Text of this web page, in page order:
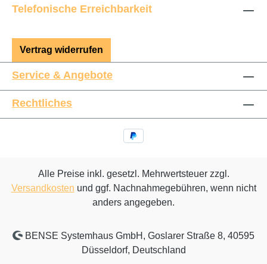
Telefonische Erreichbarkeit
Vertrag widerrufen
Service & Angebote
Rechtliches
Alle Preise inkl. gesetzl. Mehrwertsteuer zzgl.
Versandkosten und ggf. Nachnahmegebühren, wenn nicht
anders angegeben.
BENSE Systemhaus GmbH, Goslarer Straße 8, 40595
Düsseldorf, Deutschland